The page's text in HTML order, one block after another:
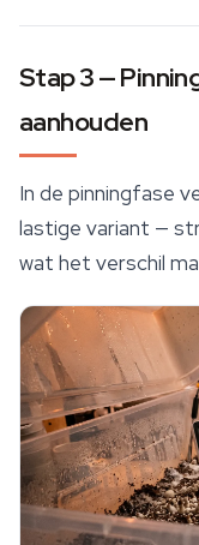
Stap 3 —
aanhouden
In de pinningfase
lastige variant —
wat het verschil